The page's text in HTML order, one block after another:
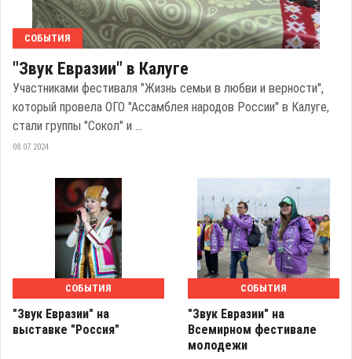
СОБЫТИЯ
"Звук Евразии" в Калуге
Участниками фестиваля "Жизнь семьи в любви и верности",
который провела ОГО "Ассамблея народов России" в Калуге,
стали группы "Сокол" и ...
08.07.2024
СОБЫТИЯ
"Звук Евразии" на
выставке "Россия"
СОБЫТИЯ
"Звук Евразии" на
Всемирном фестивале
молодежи